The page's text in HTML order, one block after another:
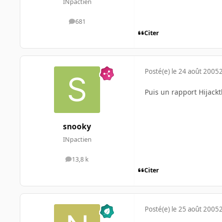
681
messages
Citer
snooky
INpactien
13,8 k
messages
Posté(e) le 24 août 2005
Puis un rapport
Citer
Posté(e) le 25 août 2005